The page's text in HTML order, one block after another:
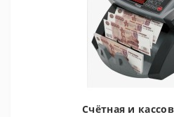
Счётная и